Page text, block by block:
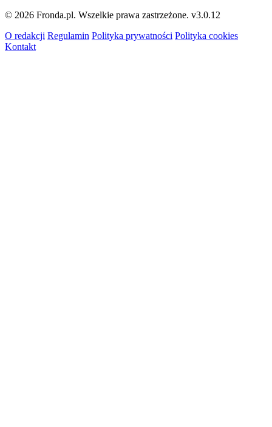
© 2026 Fronda.pl. Wszelkie prawa zastrzeżone. v3.0.12
O redakcji Regulamin Polityka prywatności Polityka cookies
Kontakt